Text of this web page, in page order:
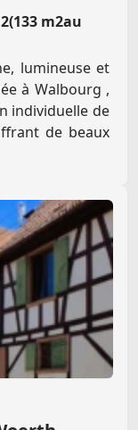
m2au
lumineuse et
à Walbourg ,
individuelle de
de beaux